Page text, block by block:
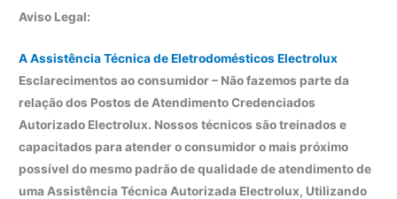
Aviso Legal:
A Assistência Técnica de Eletrodomésticos Electrolux
Esclarecimentos ao consumidor – Não fazemos parte da
relação dos Postos de Atendimento Credenciados
Autorizado Electrolux. Nossos técnicos são treinados e
capacitados para atender o consumidor o mais próximo
possível do mesmo padrão de qualidade de atendimento de
uma Assistência Técnica Autorizada Electrolux, Utilizando